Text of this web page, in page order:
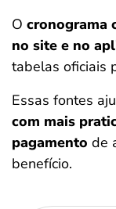
O cronograma
no site e no
tabelas oficiais
Essas fontes
com mais
pagamento de
benefício.